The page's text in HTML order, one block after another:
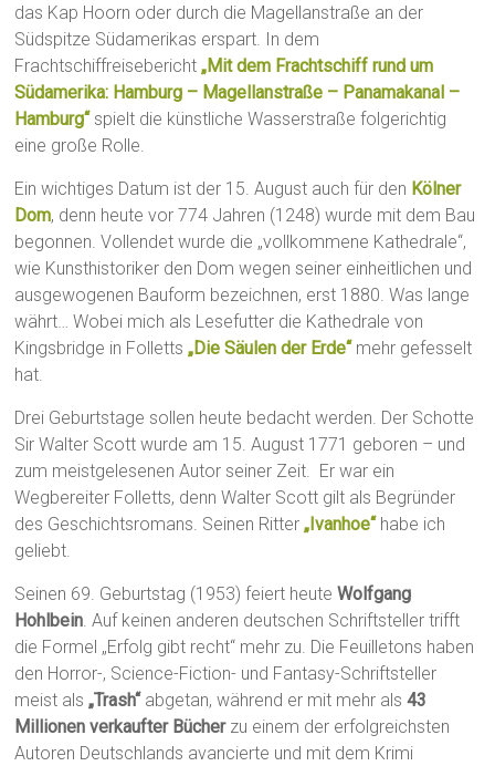
das Kap Hoorn oder durch die Magellanstraße an der
Südspitze Südamerikas erspart. In dem
Frachtschiffreisebericht„Mit dem Frachtschiff rund um
Südamerika: Hamburg – Magellanstraße – Panamakanal –
Hamburg“ spielt die künstliche Wasserstraße folgerichtig
eine große Rolle.
Ein wichtiges Datum ist der 15. August auch für den Kölner
Dom, denn heute vor 774 Jahren (1248) wurde mit dem Bau
begonnen. Vollendet wurde die „vollkommene Kathedrale“,
wie Kunsthistoriker den Dom wegen seiner einheitlichen und
ausgewogenen Bauform bezeichnen, erst 1880. Was lange
währt… Wobei mich als Lesefutter die Kathedrale von
Kingsbridge in Folletts„Die Säulen der Erde“ mehr gefesselt
hat.
Drei Geburtstage sollen heute bedacht werden. Der Schotte
Sir Walter Scott wurde am 15. August 1771 geboren – und
zum meistgelesenen Autor seiner Zeit. Er war ein
Wegbereiter Folletts, denn Walter Scott gilt als Begründer
des Geschichtsromans. Seinen Ritter„Ivanhoe“ habe ich
geliebt.
Seinen 69. Geburtstag (1953) feiert heuteWolfgang
Hohlbein. Auf keinen anderen deutschen Schriftsteller trifft
die Formel „Erfolg gibt recht“ mehr zu. Die Feuilletons haben
den Horror-, Science-Fiction- und Fantasy-Schriftsteller
meist als„Trash“ abgetan, während er mit mehr als43
Millionen verkaufter Bücher zu einem der erfolgreichsten
Autoren Deutschlands avancierte und mit dem Krimi